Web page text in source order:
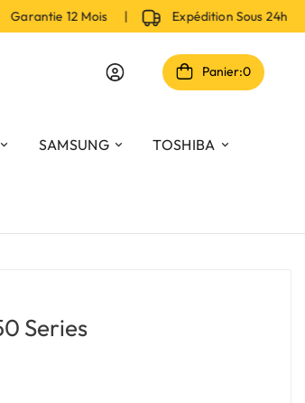
12 Mois | Expédition Sous 24h |
Panier:0
SAMSUNG TOSHIBA
Series